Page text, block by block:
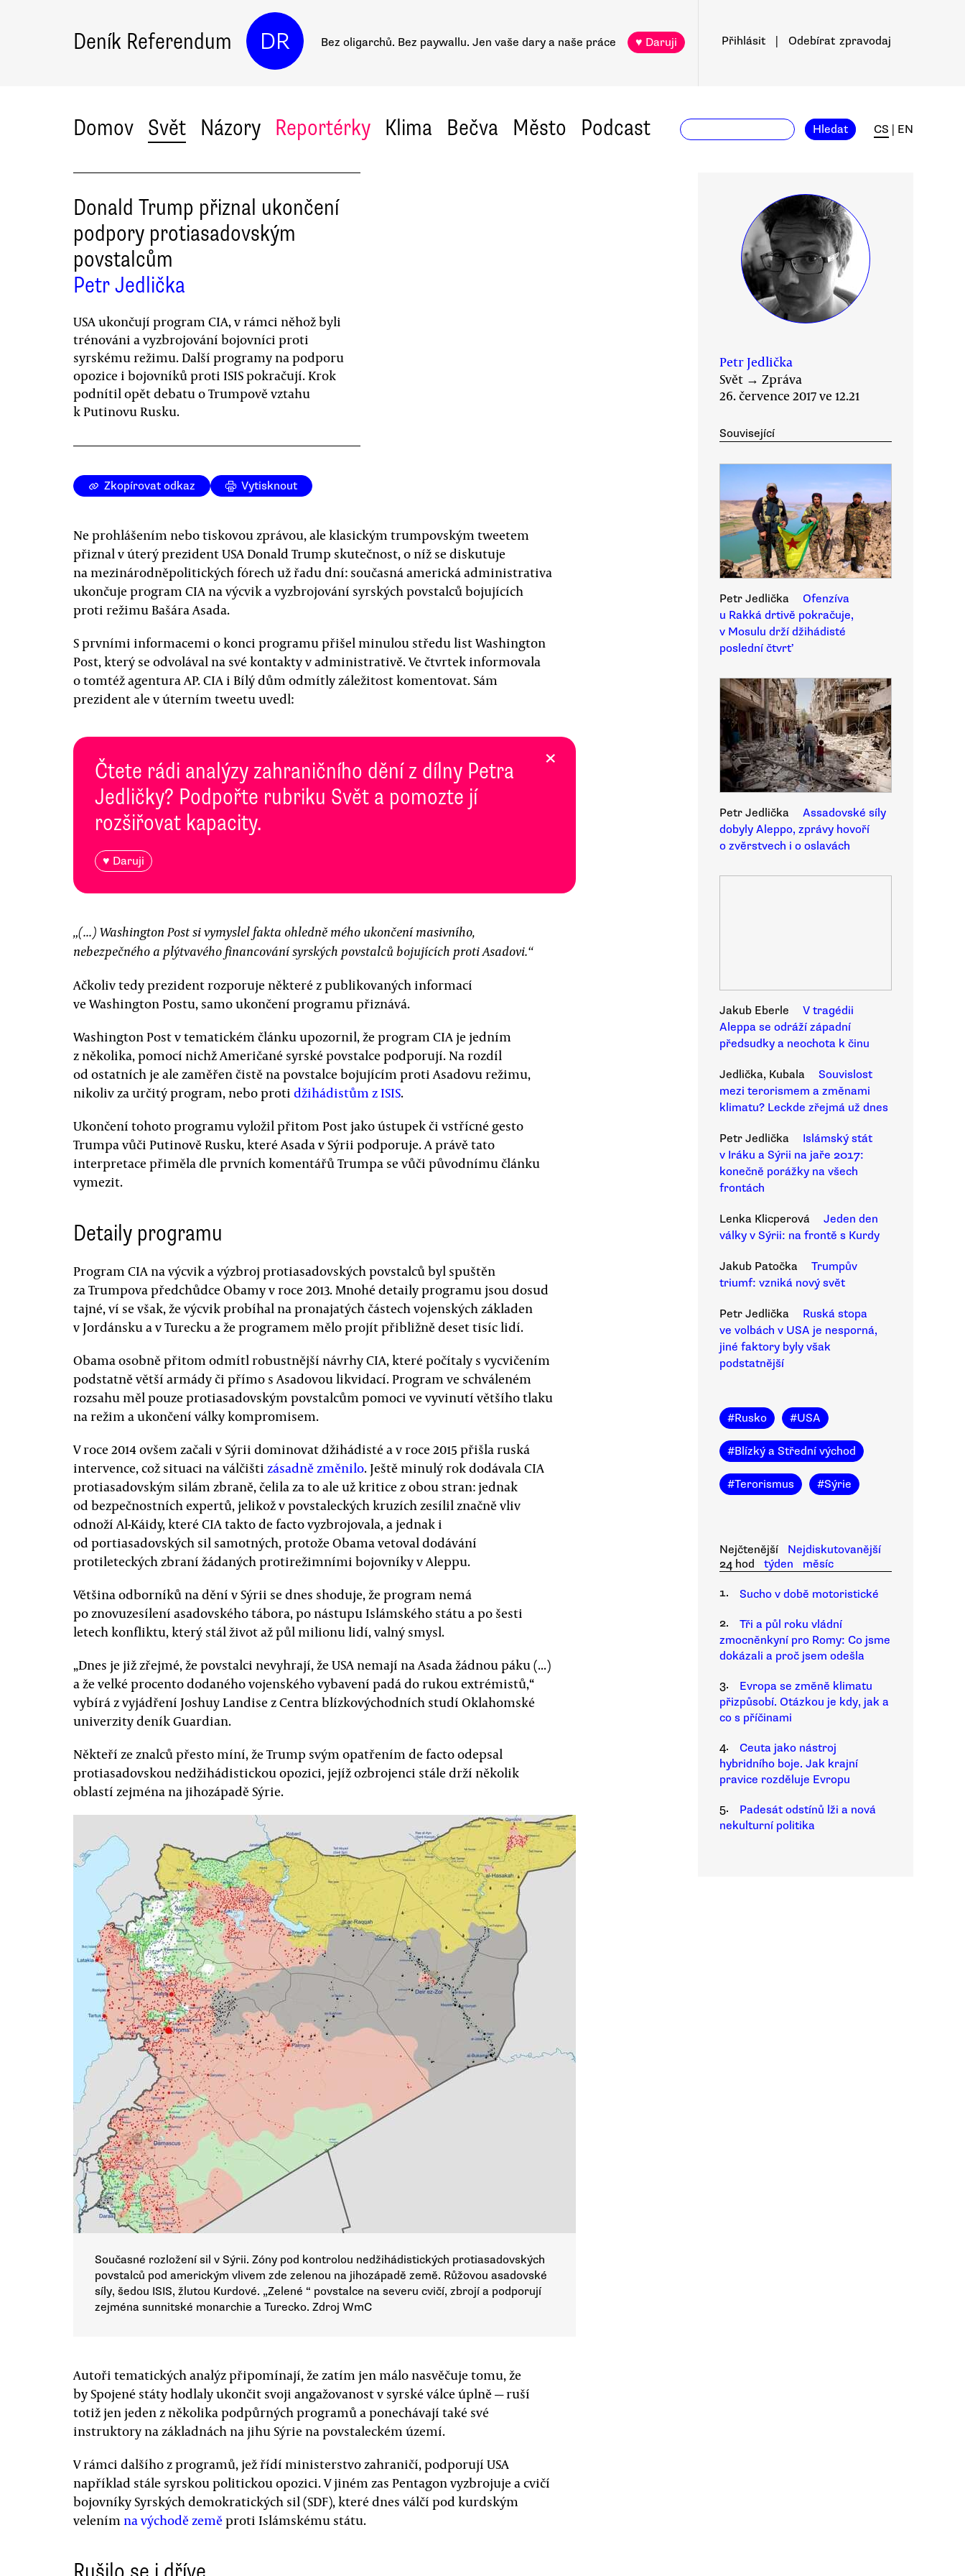
Deník Referendum DR Bez oligarchů. Bez paywallu. Jen vaše dary a naše práce ♥ Daruji Přihlásit Odebírat zpravodaj
Domov Svět Názory Reportérky Klima Bečva Město Podcast Hledat CS EN
Donald Trump přiznal ukončení
podpory protiasadovským
povstalcům
Petr Jedlička
USA ukončují program CIA, v rámci něhož byli
trénováni a vyzbrojování bojovníci proti
syrskému režimu. Další programy na podporu
opozice i bojovníků proti ISIS pokračují. Krok
podnítil opět debatu o Trumpově vztahu
k Putinovu Rusku.
Zkopírovat odkaz Vytisknout
Ne prohlášením nebo tiskovou zprávou, ale klasickým trumpovským tweetem
přiznal v úterý prezident USA Donald Trump skutečnost, o níž se diskutuje
na mezinárodněpolitických fórech už řadu dní: současná americká administrativa
ukončuje program CIA na výcvik a vyzbrojování syrských povstalců bojujících
proti režimu Bašára Asada.
S prvními informacemi o konci programu přišel minulou středu list Washington
Post, který se odvolával na své kontakty v administrativě. Ve čtvrtek informovala
o tomtéž agentura AP. CIA i Bílý dům odmítly záležitost komentovat. Sám
prezident ale v úterním tweetu uvedl:
Čtete rádi analýzy zahraničního dění z dílny Petra
Jedličky? Podpořte rubriku Svět a pomozte jí
rozšiřovat kapacity.
♥ Daruji
×
„(...) Washington Post si vymyslel fakta ohledně mého ukončení masivního,
nebezpečného a plýtvavého financování syrských povstalců bojujících proti Asadovi.“
Ačkoliv tedy prezident rozporuje některé z publikovaných informací
ve Washington Postu, samo ukončení programu přiznává.
Washington Post v tematickém článku upozornil, že program CIA je jedním
z několika, pomocí nichž Američané syrské povstalce podporují. Na rozdíl
od ostatních je ale zaměřen čistě na povstalce bojujícím proti Asadovu režimu,
nikoliv za určitý program, nebo proti džihádistům z ISIS.
Ukončení tohoto programu vyložil přitom Post jako ústupek či vstřícné gesto
Trumpa vůči Putinově Rusku, které Asada v Sýrii podporuje. A právě tato
interpretace přiměla dle prvních komentářů Trumpa se vůči původnímu článku
vymezit.
Detaily programu
Program CIA na výcvik a výzbroj protiasadovských povstalců byl spuštěn
za Trumpova předchůdce Obamy v roce 2013. Mnohé detaily programu jsou dosud
tajné, ví se však, že výcvik probíhal na pronajatých částech vojenských základen
v Jordánsku a v Turecku a že programem mělo projít přibližně deset tisíc lidí.
Obama osobně přitom odmítl robustnější návrhy CIA, které počítaly s vycvičením
podstatně větší armády či přímo s Asadovou likvidací. Program ve schváleném
rozsahu měl pouze protiasadovským povstalcům pomoci ve vyvinutí většího tlaku
na režim a ukončení války kompromisem.
V roce 2014 ovšem začali v Sýrii dominovat džihádisté a v roce 2015 přišla ruská
intervence, což situaci na válčišti zásadně změnilo. Ještě minulý rok dodávala CIA
protiasadovským silám zbraně, čelila za to ale už kritice z obou stran: jednak
od bezpečnostních expertů, jelikož v povstaleckých kruzích zesílil značně vliv
odnoží Al-Káidy, které CIA takto de facto vyzbrojovala, a jednak i
od portiasadovských sil samotných, protože Obama vetoval dodávání
protileteckých zbraní žádaných protirežimními bojovníky v Aleppu.
Většina odborníků na dění v Sýrii se dnes shoduje, že program nemá
po znovuzesílení asadovského tábora, po nástupu Islámského státu a po šesti
letech konfliktu, který stál život až půl milionu lidí, valný smysl.
„Dnes je již zřejmé, že povstalci nevyhrají, že USA nemají na Asada žádnou páku (...)
a že velké procento dodaného vojenského vybavení padá do rukou extrémistů,“
vybírá z vyjádření Joshuy Landise z Centra blízkovýchodních studí Oklahomské
univerzity deník Guardian.
Někteří ze znalců přesto míní, že Trump svým opatřením de facto odepsal
protiasadovskou nedžihádistickou opozici, jejíž ozbrojenci stále drží několik
oblastí zejména na jihozápadě Sýrie.
Současné rozložení sil v Sýrii. Zóny pod kontrolou nedžihádistických protiasadovských
povstalců pod americkým vlivem zde zelenou na jihozápadě země. Růžovou asadovské
síly, šedou ISIS, žlutou Kurdové. „Zelené “ povstalce na severu cvičí, zbrojí a podporují
zejména sunnitské monarchie a Turecko. Zdroj WmC
Autoři tematických analýz připomínají, že zatím jen málo nasvěčuje tomu, že
by Spojené státy hodlaly ukončit svoji angažovanost v syrské válce úplně — ruší
totiž jen jeden z několika podpůrných programů a ponechávají také své
instruktory na základnách na jihu Sýrie na povstaleckém území.
V rámci dalšího z programů, jež řídí ministerstvo zahraničí, podporují USA
například stále syrskou politickou opozici. V jiném zas Pentagon vyzbrojuje a cvičí
bojovníky Syrských demokratických sil (SDF), které dnes válčí pod kurdským
velenímna východě zeměproti Islámskému státu.
Petr Jedlička
Svět → Zpráva
26. července 2017 ve 12.21
Související
Petr Jedlička
Ofenzíva
u Rakká drtivě pokračuje,
v Mosulu drží džihádisté
poslední čtvrť
Petr Jedlička
Assadovské síly
dobyly Aleppo, zprávy hovoří
o zvěrstvech i o oslavách
Jakub Eberle
V tragédii
Aleppa se odráží západní
předsudky a neochota k činu
Jedlička, Kubala
Souvislost
mezi terorismem a změnami
klimatu? Leckde zřejmá už dnes
Petr Jedlička
Islámský stát
v Iráku a Sýrii na jaře 2017:
konečně porážky na všech
frontách
Lenka Klicperová
Jeden den
války v Sýrii: na frontě s Kurdy
Jakub Patočka
Trumpův
triumf: vzniká nový svět
Petr Jedlička
Ruská stopa
ve volbách v USA je nesporná,
jiné faktory byly však
podstatnější
#Rusko #USA
#Blízký a Střední východ
#Terorismus #Sýrie
Nejčtenější
Nejdiskutovanější
24 hod
týden
měsíc
1.
Sucho v době motoristické
2.
Tři a půl roku vládní
zmocněnkyní pro Romy: Co jsme
dokázali a proč jsem odešla
3.
Evropa se změně klimatu
přizpůsobí. Otázkou je kdy, jak a
co s příčinami
4.
Ceuta jako nástroj
hybridního boje. Jak krajní
pravice rozděluje Evropu
5.
Padesát odstínů lži a nová
nekulturní politika